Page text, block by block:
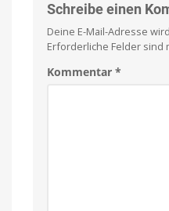
Schreibe einen
Deine E-Mail-Adresse
Erforderliche Felder sind
Kommentar *